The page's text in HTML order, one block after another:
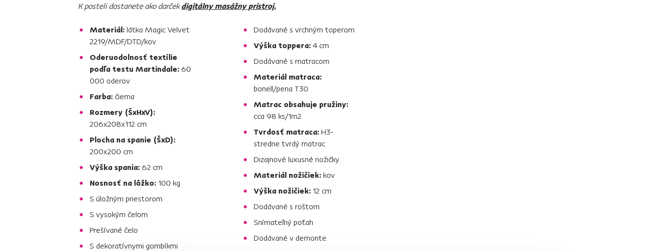
K posteli dostanete ako darčekdigitálny masážny prístroj.
Materiál: látka Magic Velvet
2219/MDF/DTD/kov
Oderuodolnosť textílie
podľa testu Martindale: 60
000 oderov
Farba: čierna
Rozmery (ŠxHxV):
206x208x112 cm
Plocha na spanie (ŠxD):
200x200 cm
Výška spania: 62 cm
Nosnosť na lôžko: 100 kg
S úložným priestorom
S vysokým čelom
Prešívané čelo
S dekoratívnymi gombíkmi
Dodávané s vrchným toperom
Výška toppera: 4 cm
Dodávané s matracom
Materiál matraca:
bonell/pena T30
Matrac obsahuje pružiny:
cca 98 ks/1m2
Tvrdosť matraca: H3-
stredne tvrdý matrac
Dizajnové luxusné nožičky
Materiál nožičiek: kov
Výška nožičiek: 12 cm
Dodávané s roštom
Snímateľný poťah
Dodávané v demonte